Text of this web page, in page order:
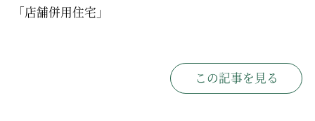
「店舗併用住宅」
この記事を見る